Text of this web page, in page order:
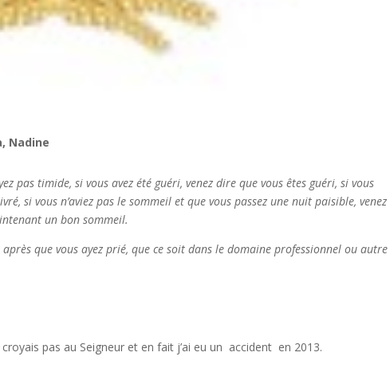
Nadine
pas timide, si vous avez été guéri, venez dire que vous êtes guéri, si vous
si vous n’aviez pas le sommeil et que vous passez une nuit paisible, venez
un bon sommeil.
que vous ayez prié, que ce soit dans le domaine professionnel ou autre
pas au Seigneur et en fait j’ai eu un accident en 2013.